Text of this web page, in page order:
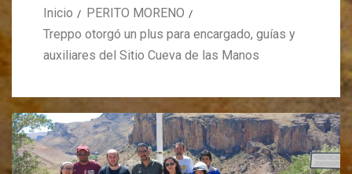
Inicio
PERITO MORENO
Treppo otorgó un plus para encargado, guías y
auxiliares del Sitio Cueva de las Manos